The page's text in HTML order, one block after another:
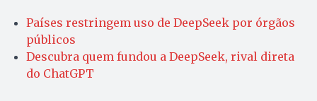
Países restringem uso de DeepSeek por órgãos
públicos
Descubra quem fundou a DeepSeek, rival direta
do ChatGPT